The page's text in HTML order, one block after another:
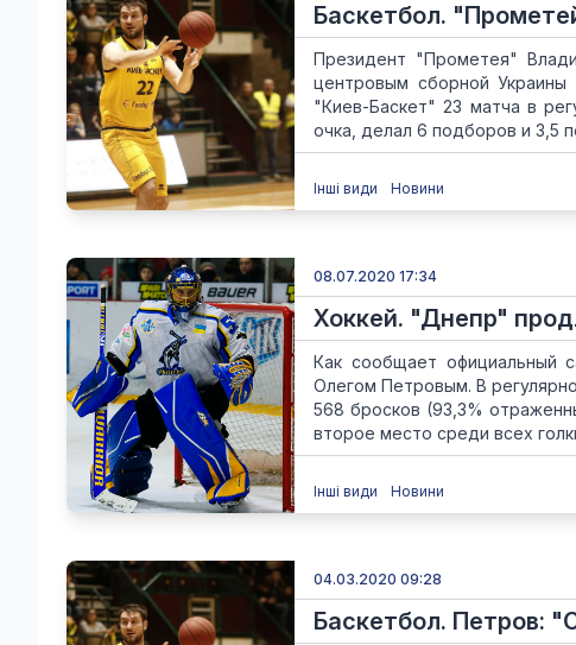
Баскетбол.
Президент "Прометея"
центровым сборной
"Киев-Баскет" 23 матча в
очка, делал 6 подборов и 3,5
Інші види Новини
08.07.2020 17:34
Хоккей. "Днепр"
Как сообщает официальный
Олегом Петровым. В
568 бросков (93,3%
второе место среди всех
Інші види Новини
04.03.2020 09:28
Баскетбол. Петров: